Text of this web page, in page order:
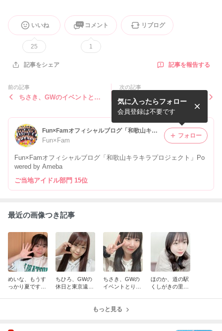
いいね
25
コメント
1
リブログ
記事をシェア 記事を報告する
前の記事
ちさき、GWのイベントとり
次の記事
ほのか、道の駅くしがきの里
さんとFunxFamのGW!!
Fun×Famオフィシャルブログ「和歌山キラキラプロジェクト」Powered by Ameba
Fun×Fam
Fun×Famオフィシャルブログ「和歌山キラキラプロジェクト」Po
wered by Ameba
気に入ったらフォロー
会員登録は不要です
フォロー
ご当地アイドル部門 15位
最近の画像つき記事
めいな、もうす
っかり夏ですね
ちひろ、GWの
休日と東京遠征
ちさき、GWの
イベントとりあ
ほのか、道の駅
くしがきの里さ
もっと見る